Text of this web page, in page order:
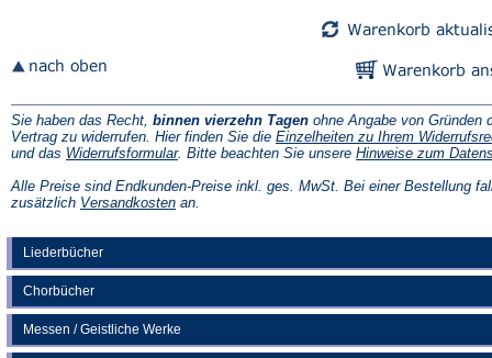
Liederbücher
Chorbücher
Messen / Geistliche Werke
Sie haben das Recht, binnen vierzehn Tagen ohne Angabe von Gründen
Vertrag zu widerrufen. Hier finden Sie die Einzelheiten zu Ihrem
und das Widerrufsformular(Öffnet
einem
neuen
. Bitte beachten Sie unsere Hinweise zum
Alle Preise sind Endkunden-Preise inkl. ges. MwSt. Bei einer Bestellung
zusätzlich Versandkosten(Öffnet
an.